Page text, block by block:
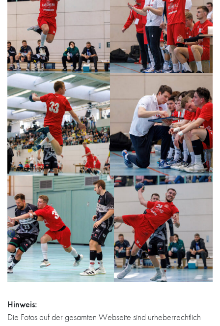
Hinweis:
Die Fotos auf der gesamten Webseite sind urheberrechtlich